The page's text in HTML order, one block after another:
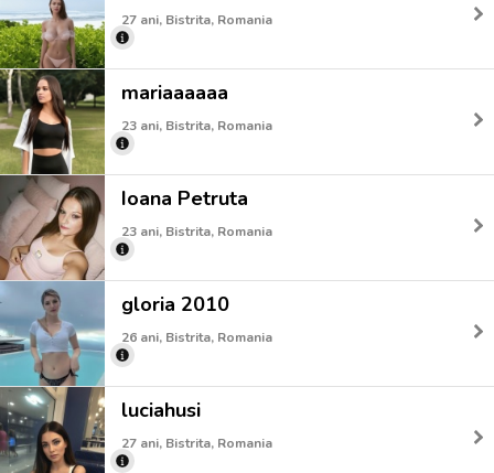
27 ani, Bistrita, Romania
mariaaaaaa
23 ani, Bistrita, Romania
Ioana Petruta
23 ani, Bistrita, Romania
gloria 2010
26 ani, Bistrita, Romania
luciahusi
27 ani, Bistrita, Romania